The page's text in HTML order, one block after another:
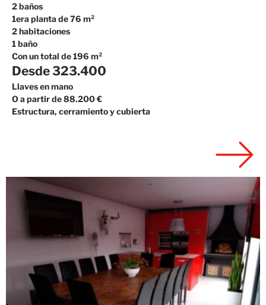
2 baños
1era planta de 76 m²
2 habitaciones
1 baño
Con un total de 196 m²
Desde 323.400
Llaves en mano
O a partir de 88.200 €
Estructura, cerramiento y cubierta